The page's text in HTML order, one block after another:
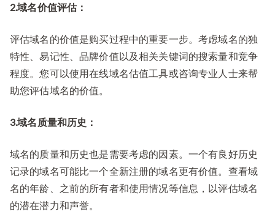
么？
2.域名价值评估：
评估域名的价值是购买过程中的重要一步。考虑域名的独
特性、易记性、品牌价值以及相关关键词的搜索量和竞争
程度。您可以使用在线域名估值工具或咨询专业人士来帮
助您评估域名的价值。
3.域名质量和历史：
域名的质量和历史也是需要考虑的因素。一个有良好历史
记录的域名可能比一个全新注册的域名更有价值。查看域
名的年龄、之前的所有者和使用情况等信息，以评估域名
的潜在潜力和声誉。